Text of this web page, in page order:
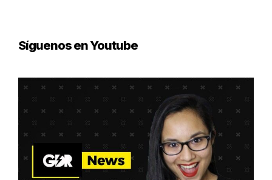
Síguenos en Youtube